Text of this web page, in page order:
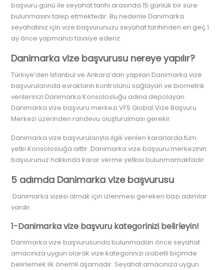
başvuru günü ile seyahat tarihi arasında 15 günlük bir süre
bulunmasını talep etmektedir. Bu nedenle Danimarka
seyahatiniz için vize başvurunuzu seyahat tarihinden en geç 1
ay önce yapmanızı tavsiye ederiz.
Danimarka vize başvurusu nereye yapılır?
Türkiye’den İstanbul ve Ankara’dan yapılan Danimarka vize
başvurularında evrakların kontrolünü sağlayan ve biometrik
verilerinizi Danimarka Konsolosluğu adına depolayan
Danimarka vize başvuru merkezi VFS Global Vize Başvuru
Merkezi üzerinden randevu oluşturulması gerekir.
Danimarka vize başvurularıyla ilgili verilen kararlarda tüm
yetki Konsolosluğa aittir. Danimarka vize başvuru merkezinin
başvurunuz hakkında karar verme yetkisi bulunmamaktadır.
5 adımda Danimarka vize başvurusu
Danimarka vizesi almak için izlenmesi gereken bazı adımlar
vardır.
1-Danimarka vize başvuru kategorinizi belirleyin!
Danimarka vize başvurusunda bulunmadan önce seyahat
amacınıza uygun olarak vize kategorinizi isabetli biçimde
belirlemek ilk önemli aşamadır. Seyahat amacınıza uygun